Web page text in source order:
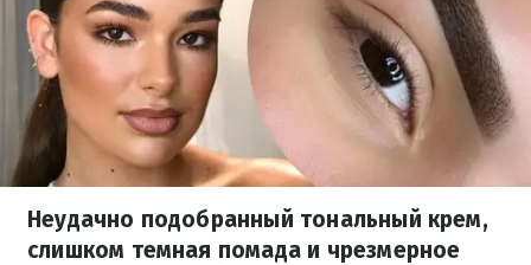
Неудачно подобранный тональный крем,
слишком темная помада и чрезмерное